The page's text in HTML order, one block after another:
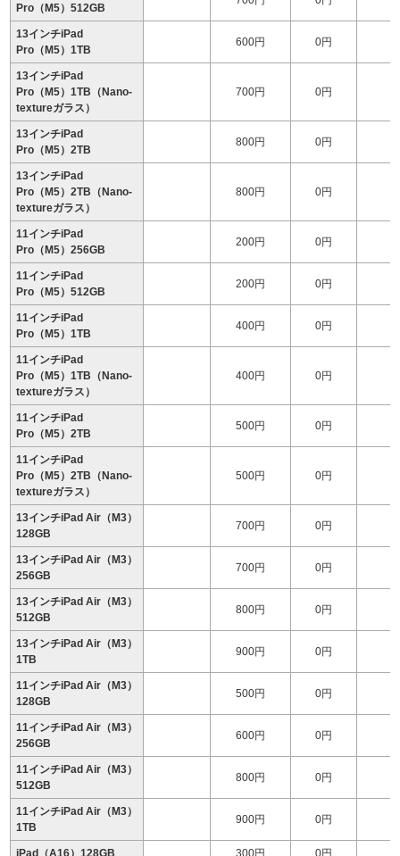
Pro（M5）512GB
13インチiPad
Pro（M5）1TB
600円 0円
13インチiPad
Pro（M5）1TB（Nano-
textureガラス）
700円 0円
13インチiPad
Pro（M5）2TB
800円 0円
13インチiPad
Pro（M5）2TB（Nano-
textureガラス）
800円 0円
11インチiPad
Pro（M5）256GB
200円 0円
11インチiPad
Pro（M5）512GB
200円 0円
11インチiPad
Pro（M5）1TB
400円 0円
11インチiPad
Pro（M5）1TB（Nano-
textureガラス）
400円 0円
11インチiPad
Pro（M5）2TB
500円 0円
11インチiPad
Pro（M5）2TB（Nano-
textureガラス）
500円 0円
13インチiPad Air（M3）
128GB
700円 0円
13インチiPad Air（M3）
256GB
700円 0円
13インチiPad Air（M3）
512GB
800円 0円
13インチiPad Air（M3）
1TB
900円 0円
11インチiPad Air（M3）
128GB
500円 0円
11インチiPad Air（M3）
256GB
600円 0円
11インチiPad Air（M3）
512GB
800円 0円
11インチiPad Air（M3）
1TB
900円 0円